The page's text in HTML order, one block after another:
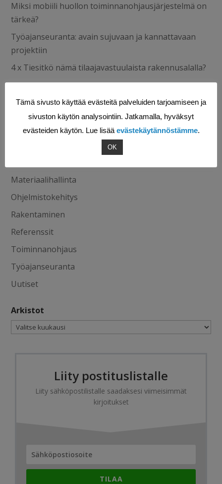
Miksi mobiili huollon toiminnanohjausjärjestelmä on
tärkeä?
Työajanseuranta: avain sujuvaan ja kannattavaan
projektiin
4 x Tiesitkö nämä tilaajavastuulaista rakennusalalla?
Digitalisaatio
Materiaalihallinta
Ohjelmistokehitys
Rakentaminen
Referenssit
Toiminnanohjaus
Työajanseuranta
Uutiset
Arkistot
Arkistot
Liity postituslistalle
Liity sähköpostilistalle saadaksesi viimeisimmät
kirjoitukset
TILAA
Tämä sivusto käyttää evästeitä palveluiden tarjoamiseen ja
sivuston käytön analysointiin. Jatkamalla, hyväksyt
evästeiden käytön. Lue lisää evästekäytännöstämme.
OK